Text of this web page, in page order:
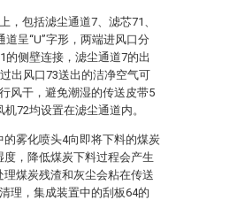
，包括滤尘通道7、滤芯71、
呈“U”字形，两端进风口分
的侧壁连接，滤尘通道7的出
出风口73送出的洁净空气可
风干，避免潮湿的传送皮带5
72均设置在滤尘通道内。
雾化喷头4向即将下料的煤炭
，降低煤炭下料过程会产生
煤炭残渣和灰尘会粘在传送
理，集成装置中的刮板64的